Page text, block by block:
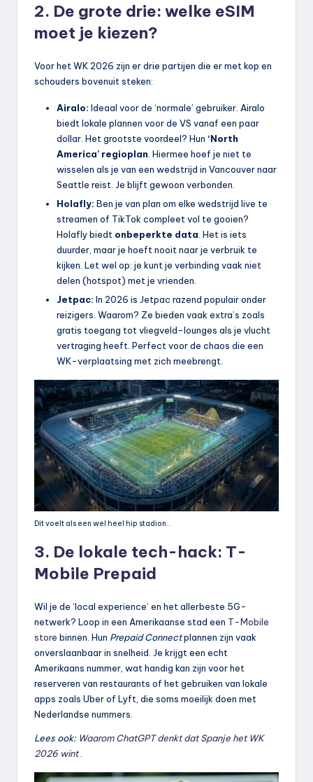
2. De grote drie: welke eSIM
moet je kiezen?
Voor het WK 2026 zijn er drie partijen die er met kop en
schouders bovenuit steken:
Airalo: Ideaal voor de ‘normale’ gebruiker. Airalo
biedt lokale plannen voor de VS vanaf een paar
dollar. Het grootste voordeel? Hun ‘North
America’ regioplan . Hiermee hoef je niet te
wisselen als je van een wedstrijd in Vancouver naar
Seattle reist. Je blijft gewoon verbonden.
Holafly: Ben je van plan om elke wedstrijd live te
streamen of TikTok compleet vol te gooien?
Holafly biedt onbeperkte data . Het is iets
duurder, maar je hoeft nooit naar je verbruik te
kijken. Let wel op: je kunt je verbinding vaak niet
delen (hotspot) met je vrienden.
Jetpac: In 2026 is Jetpac razend populair onder
reizigers. Waarom? Ze bieden vaak extra’s zoals
gratis toegang tot vliegveld-lounges als je vlucht
vertraging heeft. Perfect voor de chaos die een
WK-verplaatsing met zich meebrengt.
Dit voelt als een wel heel hip stadion..
3. De lokale tech-hack: T-
Mobile Prepaid
Wil je de ‘local experience’ en het allerbeste 5G-
netwerk? Loop in een Amerikaanse stad een T-Mobile
store binnen. Hun Prepaid Connectplannen zijn vaak
onverslaanbaar in snelheid. Je krijgt een echt
Amerikaans nummer, wat handig kan zijn voor het
reserveren van restaurants of het gebruiken van lokale
apps zoals Uber of Lyft, die soms moeilijk doen met
Nederlandse nummers.
Lees ook: Waarom ChatGPT denkt dat Spanje het WK
2026 wint.